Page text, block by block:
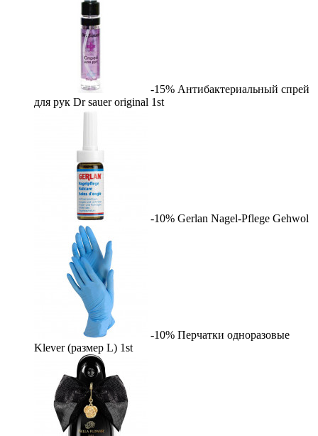
-15% Антибактериальный спрей
для рук Dr sauer original 1st
-10% Gerlan Nagel-Pflege Gehwol
-10% Перчатки одноразовые
Klever (размер L) 1st